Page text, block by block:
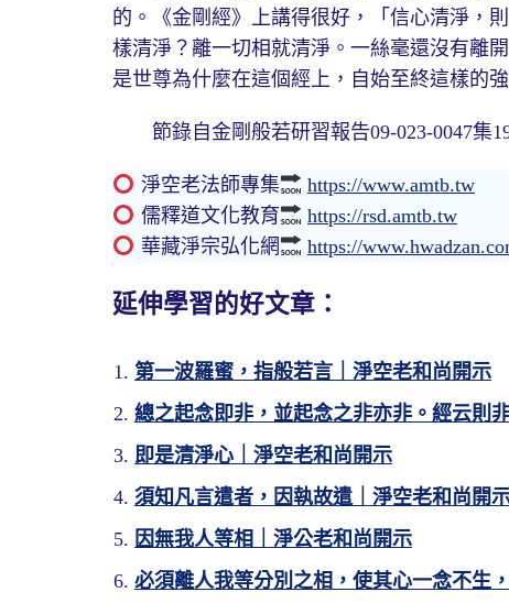
的。《金剛經》上講得很好，「信心清淨，
樣清淨？離一切相就清淨。一絲毫還沒有離
是世尊為什麼在這個經上，自始至終這樣的
節錄自金剛般若研習報告09-023-0047集
淨空老法師專集
https://www.amtb.tw
儒釋道文化教育
https://rsd.amtb.tw
華藏淨宗弘化網
https://
延伸學習的好文章：
第一波羅蜜，指般若言｜淨空老和尚開示
總之起念即非，並起念之非亦非。經云則
即是清淨心｜淨空老和尚開示
須知凡言遣者，因執故遣｜淨空老和尚開
因無我人等相｜淨公老和尚開示
必須離人我等分別之相，使其心一念不生